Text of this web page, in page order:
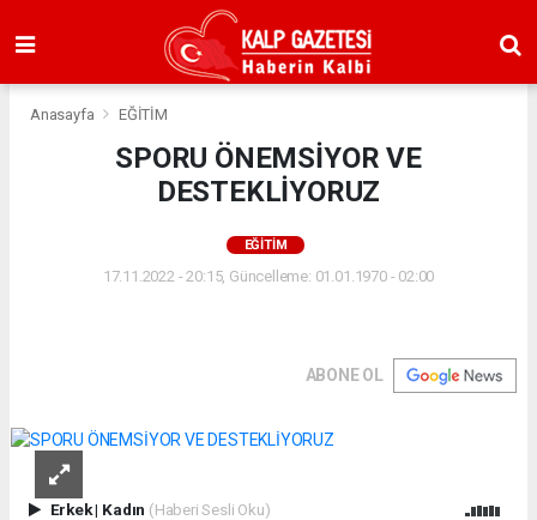
Anasayfa EĞİTİM
SPORU ÖNEMSİYOR VE
DESTEKLİYORUZ
EĞİTİM
17.11.2022 - 20:15, Güncelleme: 01.01.1970 - 02:00
ABONE OL
Erkek| Kadın (Haberi Sesli Oku)